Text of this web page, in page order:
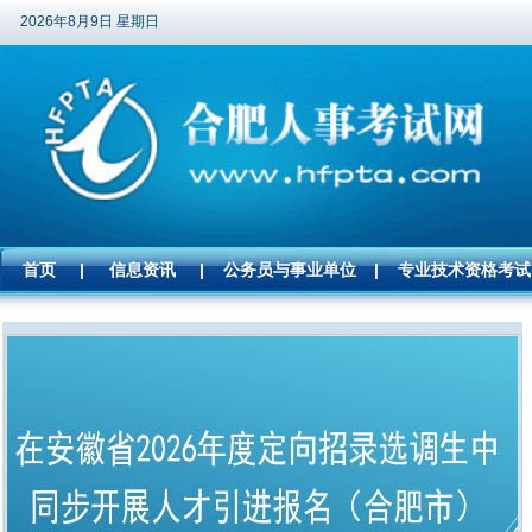
2026年8月9日 星期日
首页 | 信息资讯 | 公务员与事业单位 | 专业技术资格考试